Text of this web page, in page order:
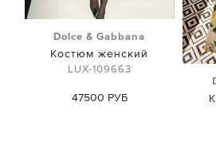
Dolce & Gabbana
Костюм женский
LUX-109663
47500 РУБ